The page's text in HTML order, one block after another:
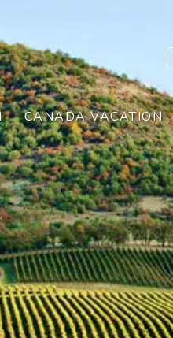
CANADA VACATION